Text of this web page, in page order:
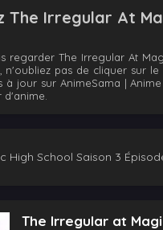
Irregular At
regarder The Irregular At
n'oubliez pas de cliquer sur
à jour sur AnimeSama |
d'anime.
High School Saison 3
The Irregular at